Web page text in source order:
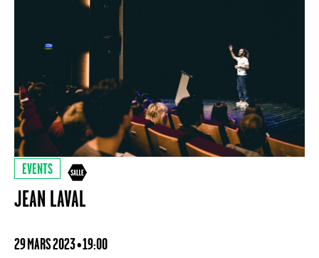
EVENTS
JEAN LAVAL
29 MARS 2023 • 19:00